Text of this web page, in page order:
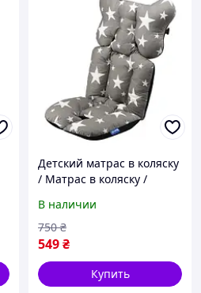
Детский матрас в коляску
/ Матрас в коляску /
Матрасики в коляску /
Матрасик для коляски
В наличии
549₴
750 ₴
Купить